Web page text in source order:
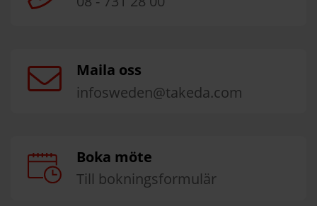
Maila oss
infosweden@takeda.com
Boka möte
Till bokningsformulär